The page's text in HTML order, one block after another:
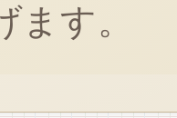
ます。